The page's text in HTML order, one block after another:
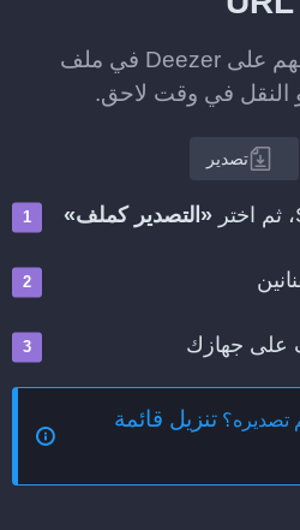
احفظ الفنانين الذين تتابعهم على Deezer في ملف
تصدير
«التصدير كملف»
على جهازك
تصديره؟ تنزيل قائمة